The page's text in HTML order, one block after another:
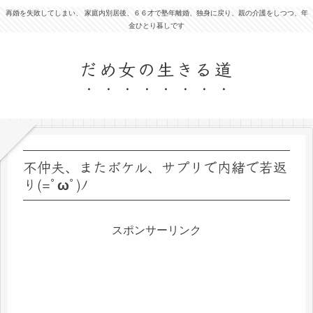
再婚を失敗してしまい、 家庭内別居後、６６才で塾年離婚、独身に戻り、親の介護をしつつ、年
金ひとり暮しです
だめ女の生きる道
不仲夫、またボケル、サプリで内緒で若返
り(=ﾟωﾟ)ﾉ
スポンサーリンク